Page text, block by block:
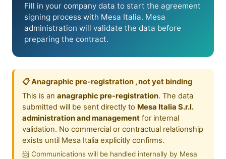
Fill in your company data to start the agreement
signing process with Mesa Italia. Mesa
administration will validate the data before
preparing the contract.
📋 Anagraphic pre-registration , not yet binding
This is an anagraphic pre-registration. The data
submitted will be sent directly to Mesa Italia S.r.l.
administration and management for internal
validation. No commercial or contractual relationship
exists until Mesa Italia explicitly confirms.
📨 Communications will be handled internally by Mesa